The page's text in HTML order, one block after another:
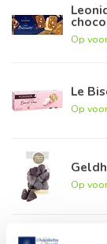
Op
Le
Op
Op